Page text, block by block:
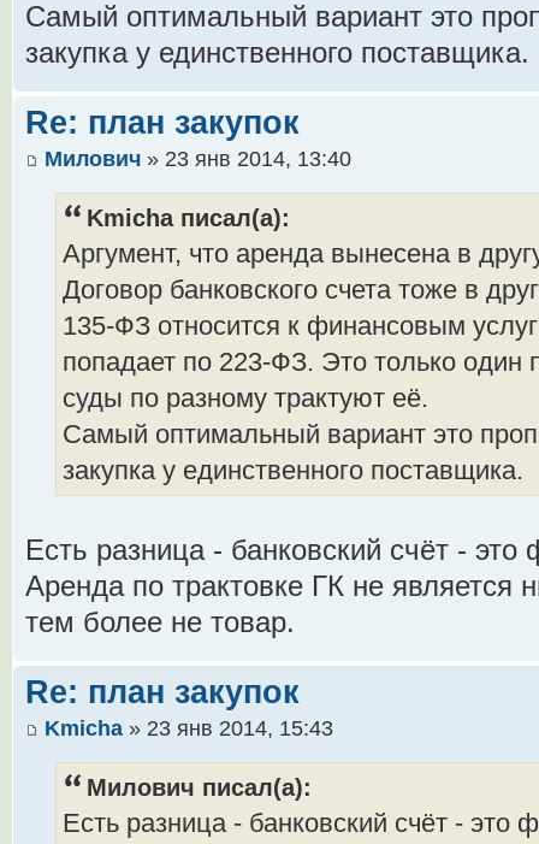
Самый оптимальный вариант это
закупка у единственного поставщика.
Re: план закупок
Милович » 23 янв 2014, 13:40
Kmicha писал(а):
Аргумент, что аренда вынесена в
Договор банковского счета тоже в
135-ФЗ относится к финансовым
попадает по 223-ФЗ. Это только
суды по разному трактуют её.
Самый оптимальный вариант это
закупка у единственного поставщика.
Есть разница - банковский счёт -
Аренда по трактовке ГК не является
тем более не товар.
Re: план закупок
Kmicha » 23 янв 2014, 15:43
Милович писал(а):
Есть разница - банковский счёт - это